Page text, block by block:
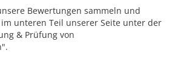
Bewertungen sammeln und
unteren Teil unserer Seite unter der
& Prüfung von